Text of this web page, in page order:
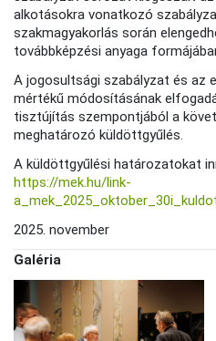
alkotásokra vonatkozó
szakmagyakorlás során
továbbképzési anyaga
A jogosultsági szabályzat és az
mértékű módosításának
tisztújítás szempontjából a
meghatározó küldöttgyűlés.
A küldöttgyűlési határozatokat
https://mek.hu/link-
2025. november
Galéria